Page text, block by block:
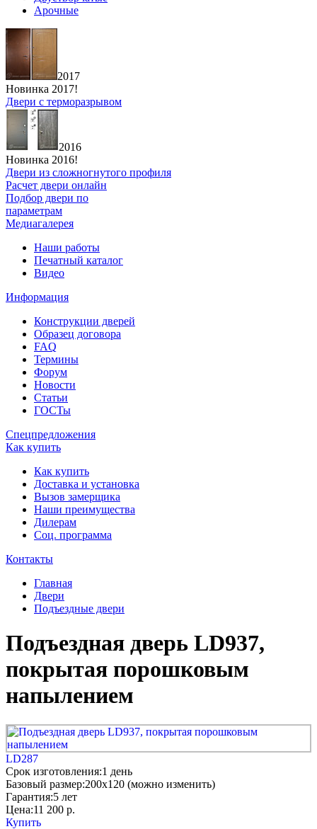
Арочные
2017
Новинка 2017!
Двери с терморазрывом
2016
Новинка 2016!
Двери из сложногнутого профиля
Расчет двери онлайн
Подбор двери по
параметрам
Медиагалерея
Наши работы
Печатный каталог
Видео
Информация
Конструкции дверей
Образец договора
FAQ
Термины
Форум
Новости
Статьи
ГОСТы
Спецпредложения
Как купить
Как купить
Доставка и установка
Вызов замерщика
Наши преимущества
Дилерам
Соц. программа
Контакты
Главная
Двери
Подъездные двери
Подъездная дверь LD937,
покрытая порошковым
напылением
LD287
Срок изготовления:1 день
Базовый размер:200x120 (можно изменить)
Гарантия:5 лет
Цена:11 200 р.
Купить